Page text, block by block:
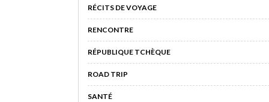
RÉCITS DE VOYAGE
RENCONTRE
RÉPUBLIQUE TCHÈQUE
ROAD TRIP
SANTÉ